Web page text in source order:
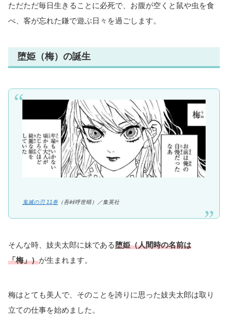
ただただ毎日生きることに必死で、お腹が空くと鼠や虫を食
べ、客が忘れた鎌で遊ぶ日々を過ごします。
堕姫（梅）の誕生
鬼滅の刃 11巻 （吾峠呼世晴）／集英社
そんな時、妓夫太郎に妹である堕姫（人間時の名前は
「梅」）が生まれます。
梅はとても美人で、そのことを誇りに思った妓夫太郎は取り
立ての仕事を始めました。